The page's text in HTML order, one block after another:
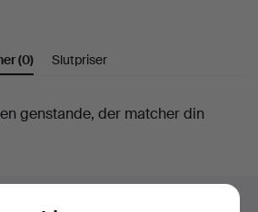
exclusively with items from the
Home as a space styled in the
and objects with character. A
rather than decorated."
the pair of wall lamps from Lyfa,
(0) Slutpriser
genstande, der matcher din